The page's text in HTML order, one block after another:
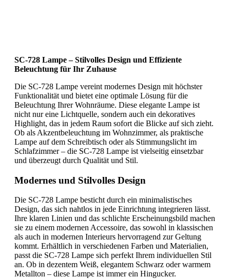
SC-728 Lampe – Stilvolles Design und Effiziente
Beleuchtung für Ihr Zuhause
Die SC-728 Lampe vereint modernes Design mit höchster
Funktionalität und bietet eine optimale Lösung für die
Beleuchtung Ihrer Wohnräume. Diese elegante Lampe ist
nicht nur eine Lichtquelle, sondern auch ein dekoratives
Highlight, das in jedem Raum sofort die Blicke auf sich zieht.
Ob als Akzentbeleuchtung im Wohnzimmer, als praktische
Lampe auf dem Schreibtisch oder als Stimmungslicht im
Schlafzimmer – die SC-728 Lampe ist vielseitig einsetzbar
und überzeugt durch Qualität und Stil.
Modernes und Stilvolles Design
Die SC-728 Lampe besticht durch ein minimalistisches
Design, das sich nahtlos in jede Einrichtung integrieren lässt.
Ihre klaren Linien und das schlichte Erscheinungsbild machen
sie zu einem modernen Accessoire, das sowohl in klassischen
als auch in modernen Interieurs hervorragend zur Geltung
kommt. Erhältlich in verschiedenen Farben und Materialien,
passt die SC-728 Lampe sich perfekt Ihrem individuellen Stil
an. Ob in dezentem Weiß, elegantem Schwarz oder warmem
Metallton – diese Lampe ist immer ein Hingucker.